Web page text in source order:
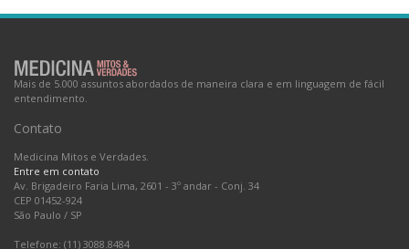
Mais de 5.000 assuntos abordados de maneira clara e em linguagem de fácil
entendimento.
Contato
Medicina Mitos e Verdades.
Entre em contato
Av. Brigadeiro Faria Lima, 2601 - 3º andar - Conj. 34
CEP 01452-924
São Paulo / SP
Telefone: (11) 3088.8484